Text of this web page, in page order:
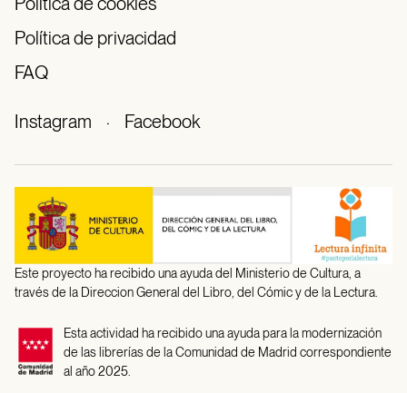
Política de privacidad
FAQ
Instagram · Facebook
Este proyecto ha recibido una ayuda del Ministerio de Cultura, a
través de la Direccion General del Libro, del Cómic y de la Lectura.
Esta actividad ha recibido una ayuda para la modernización
de las librerías de la Comunidad de Madrid correspondiente
al año 2025.